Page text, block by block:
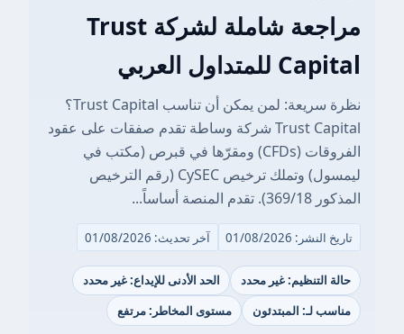
مراجعة شاملة لشركة Trust
نظرة سريعة: لمن يمكن أن تناسب Trust Capital؟
Trust Capital شركة وساطة تقدم صفقات على عقود
الفروقات (CFDs) ومقرّها في قبرص (مكتب في
ليمسول) وتملك ترخيص CySEC (رقم الترخيص
آخر تحديث: 01/08/2026
غير محدد
الحد الأدنى للإيداع: غير محدد
المبتدئون
مستوى المخاطر: مرتفع